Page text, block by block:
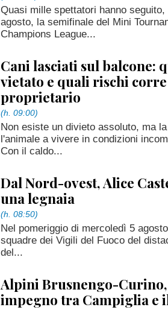
Quasi mille spettatori hanno
agosto, la semifinale del Mini
Champions League...
Cani lasciati sul balcone:
vietato e quali rischi
proprietario
(h. 09:00)
Non esiste un divieto assoluto, ma
l'animale a vivere in condizioni
Con il caldo...
Dal Nord-ovest, Alice
una legnaia
(h. 08:50)
Nel pomeriggio di mercoledì 5
squadre dei Vigili del Fuoco del
del...
Alpini Brusnengo-
impegno tra Campiglia e